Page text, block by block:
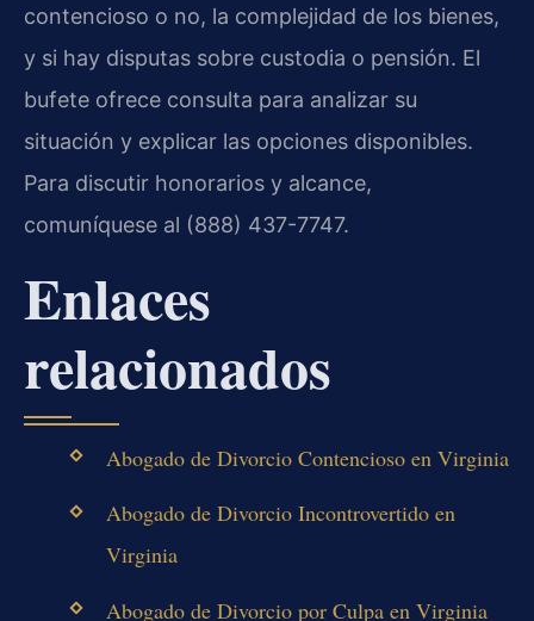
contencioso o no, la complejidad de los bienes,
y si hay disputas sobre custodia o pensión. El
bufete ofrece consulta para analizar su
situación y explicar las opciones disponibles.
Para discutir honorarios y alcance,
comuníquese al (888) 437-7747.
Enlaces
relacionados
Abogado de Divorcio Contencioso en Virginia
Abogado de Divorcio Incontrovertido en
Virginia
Abogado de Divorcio por Culpa en Virginia